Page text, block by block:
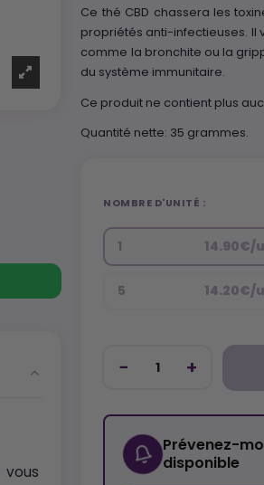
Ce thé CBD chassera les
propriétés anti-infectieuses.
comme la bronchite ou la
du système immunitaire.
Ce produit ne contient plus
Quantité nette: 35 grammes.
NOMBRE D'UNITÉ :
1 14.90€/
5 14.20€/
Prévenez-
disponible